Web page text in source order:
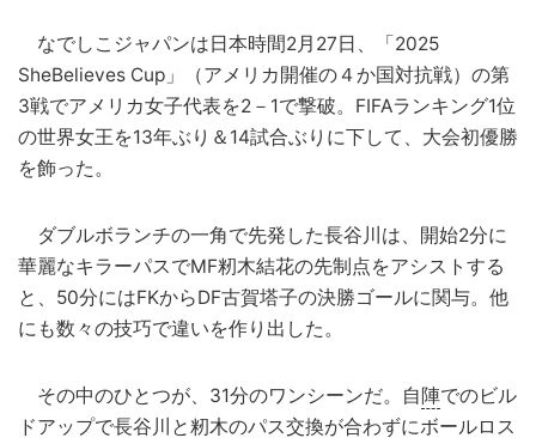
なでしこジャパンは日本時間2月27日、「2025
SheBelieves Cup」（アメリカ開催の４か国対抗戦）の第
3戦でアメリカ女子代表を2－1で撃破。FIFAランキング1位
の世界女王を13年ぶり＆14試合ぶりに下して、大会初優勝
を飾った。
ダブルボランチの一角で先発した長谷川は、開始2分に
華麗なキラーパスでMF籾木結花の先制点をアシストする
と、50分にはFKからDF古賀塔子の決勝ゴールに関与。他
にも数々の技巧で違いを作り出した。
その中のひとつが、31分のワンシーンだ。自陣でのビル
ドアップで長谷川と籾木のパス交換が合わずにボールロス